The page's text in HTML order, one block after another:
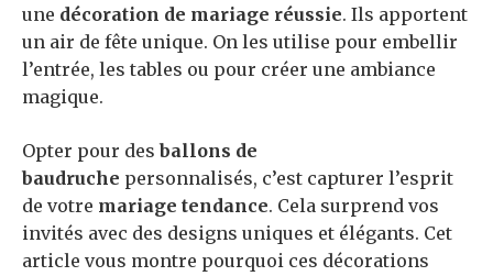
une décoration de mariage réussie. Ils apportent
un air de fête unique. On les utilise pour embellir
l’entrée, les tables ou pour créer une ambiance
magique.
Opter pour desballons de
baudruche personnalisés, c’est capturer l’esprit
de votre mariage tendance. Cela surprend vos
invités avec des designs uniques et élégants. Cet
article vous montre pourquoi ces décorations